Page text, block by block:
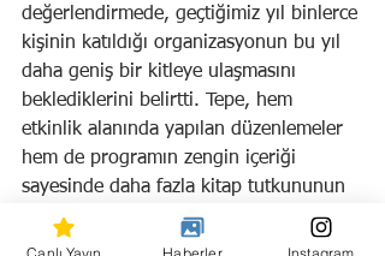
değerlendirmede, geçtiğimiz yıl binlerce
kişinin katıldığı organizasyonun bu yıl
daha geniş bir kitleye ulaşmasını
beklediklerini belirtti. Tepe, hem
etkinlik alanında yapılan düzenlemeler
hem de programın zengin içeriği
sayesinde daha fazla kitap tutkununun
ağırlanacağını ifade etti.
Canlı Yayın Haberler Instagram